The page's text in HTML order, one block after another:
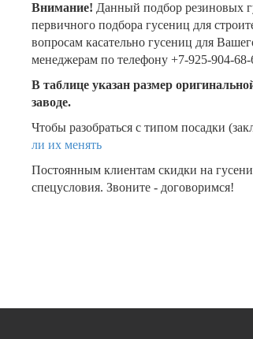
Внимание! Данный подбор резиновых
первичного подбора гусениц для
вопросам касательно гусениц для
менеджерам по телефону +7-925-904-68-
В таблице указан размер
заводе.
Чтобы разобраться с типом посадки
ли их менять
Постоянным клиентам скидки на
спецусловия. Звоните - договоримся!